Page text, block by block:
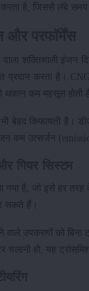
है, जिससे लंबे समय में
शक्तिशाली इंजन
प्रदान करता
कम महसूस होती
किफायती है।
उत्सर्जन
गया है, जो इसे हर
सकते हैं।
उपकरणों को बिना
हो, यह